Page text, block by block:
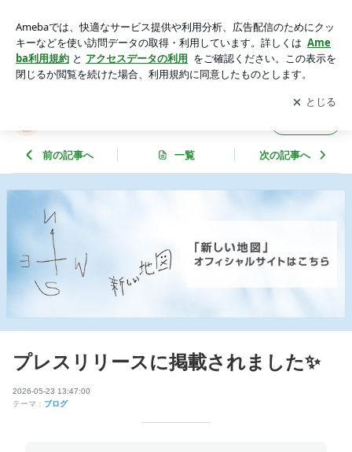
ョンLa SUN-Shine.
アプリをダウンロードして ブログの更新通知
を受け取りまし
ょう。
開く
前の記事へ 一覧 次の記事へ
プレスリリースに掲載されました✨
2026-05-23 13:47:00
テーマ： ブログ